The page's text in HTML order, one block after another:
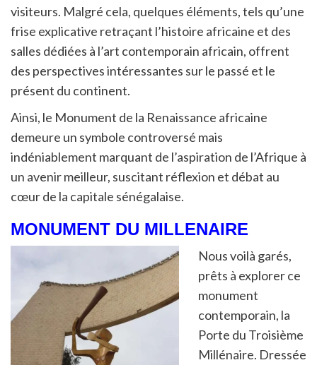
visiteurs. Malgré cela, quelques éléments, tels qu’une
frise explicative retraçant l’histoire africaine et des
salles dédiées à l’art contemporain africain, offrent
des perspectives intéressantes sur le passé et le
présent du continent.
Ainsi, le Monument de la Renaissance africaine
demeure un symbole controversé mais
indéniablement marquant de l’aspiration de l’Afrique à
un avenir meilleur, suscitant réflexion et débat au
cœur de la capitale sénégalaise.
MONUMENT DU MILLENAIRE
Nous voilà garés,
prêts à explorer ce
monument
contemporain, la
Porte du Troisième
Millénaire. Dressée